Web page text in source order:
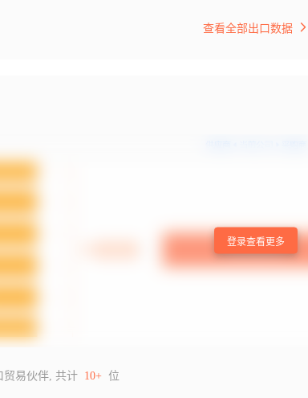
查看全部出口数据
登录查看更多
贸易伙伴, 共计 10+ 位